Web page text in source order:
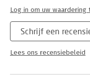
Schrijf een
Lees ons recensiebeleid
Log in om uw waardering